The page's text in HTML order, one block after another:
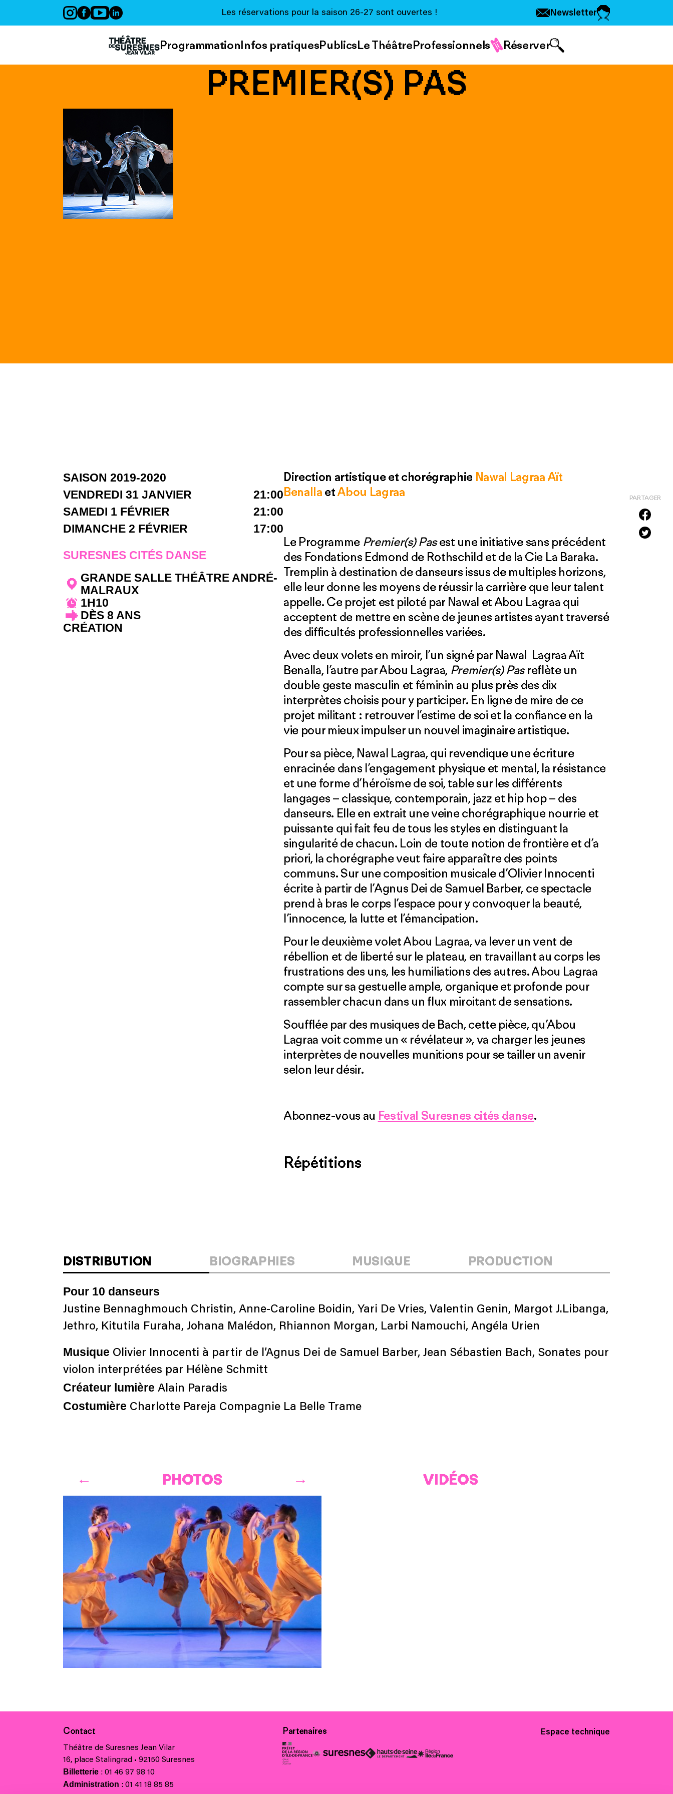
Les réservations pour la saison 26-27 sont ouvertes ! Newsletter
ProgrammationInfos pratiquesPublicsLe ThéâtreProfessionnels Réserver
PREMIER(S) PAS
PARTAGER
SAISON 2019-2020
VENDREDI 31 JANVIER
21:00
SAMEDI 1 FÉVRIER
21:00
DIMANCHE 2 FÉVRIER
17:00
SURESNES CITÉS DANSE
GRANDE SALLE THÉÂTRE ANDRÉ-
MALRAUX
1H10
DÈS 8 ANS
CRÉATION
Direction artistique et chorégraphie Nawal Lagraa Aït
Benalla etAbou Lagraa
Le Programme Premier(s) Pasest une initiative sans précédent
des Fondations Edmond de Rothschild et de la Cie La Baraka.
Tremplin à destination de danseurs issus de multiples horizons,
elle leur donne les moyens de réussir la carrière que leur talent
appelle. Ce projet est piloté par Nawal et Abou Lagraa qui
acceptent de mettre en scène de jeunes artistes ayant traversé
des difficultés professionnelles variées.
Avec deux volets en miroir, l’un signé par Nawal Lagraa Aït
Benalla, l’autre par Abou Lagraa, Premier(s) Pasreflète un
double geste masculin et féminin au plus près des dix
interprètes choisis pour y participer. En ligne de mire de ce
projet militant : retrouver l’estime de soi et la confiance en la
vie pour mieux impulser un nouvel imaginaire artistique.
Pour sa pièce, Nawal Lagraa, qui revendique une écriture
enracinée dans l’engagement physique et mental, la résistance
et une forme d’héroïsme de soi, table sur les différents
langages – classique, contemporain, jazz et hip hop – des
danseurs. Elle en extrait une veine chorégraphique nourrie et
puissante qui fait feu de tous les styles en distinguant la
singularité de chacun. Loin de toute notion de frontière et d’a
priori, la chorégraphe veut faire apparaître des points
communs. Sur une composition musicale d’Olivier Innocenti
écrite à partir de l’Agnus Dei de Samuel Barber, ce spectacle
prend à bras le corps l’espace pour y convoquer la beauté,
l’innocence, la lutte et l’émancipation.
Pour le deuxième volet Abou Lagraa, va lever un vent de
rébellion et de liberté sur le plateau, en travaillant au corps les
frustrations des uns, les humiliations des autres. Abou Lagraa
compte sur sa gestuelle ample, organique et profonde pour
rassembler chacun dans un flux miroitant de sensations.
Soufflée par des musiques de Bach, cette pièce, qu’Abou
Lagraa voit comme un « révélateur », va charger les jeunes
interprètes de nouvelles munitions pour se tailler un avenir
selon leur désir.
Abonnez-vous au Festival Suresnes cités danse.
Répétitions
DISTRIBUTION BIOGRAPHIES MUSIQUE PRODUCTION
Pour 10 danseurs
Justine Bennaghmouch Christin, Anne-Caroline Boidin, Yari De Vries, Valentin Genin, Margot J.Libanga,
Jethro, Kitutila Furaha, Johana Malédon, Rhiannon Morgan, Larbi Namouchi, Angéla Urien
Musique Olivier Innocenti à partir de l’Agnus Dei de Samuel Barber, Jean Sébastien Bach, Sonates pour
violon interprétées par Hélène Schmitt
Créateur lumière Alain Paradis
Costumière Charlotte Pareja Compagnie La Belle Trame
PHOTOS VIDÉOS
Contact
Théâtre de Suresnes Jean Vilar
16, place Stalingrad • 92150 Suresnes
Billetterie : 01 46 97 98 10
Administration : 01 41 18 85 85
Partenaires Espace technique
Panneau de gestion des cookies